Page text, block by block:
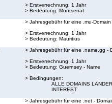
> Erstverrechnung: 1 Jahr
> Bedeutung: Montserrat
> Jahresgebühr für eine .mu-Domain
> Erstverrechnung: 1 Jahr
> Bedeutung: Mauritius
> Jahresgebühr für eine .name.gg -
> Erstverrechnung: 1 Jahr
> Bedeutung: Guernsey - Name
> Bedingungen:
ALLE DOMAINS
INTEREST
> Jahresgebühr für eine .net -